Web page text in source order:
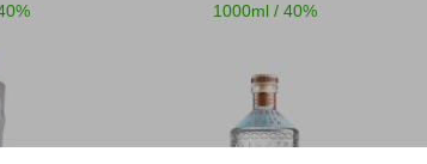
1000ml / 40%